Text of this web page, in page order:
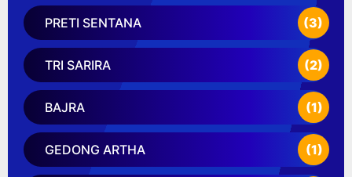
PRETI SENTANA (3)
TRI SARIRA (2)
BAJRA (1)
GEDONG ARTHA (1)